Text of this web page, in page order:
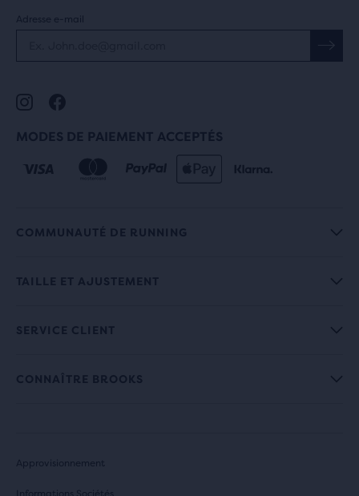
Adresse e-mail
MODES DE PAIEMENT ACCEPTÉS
COMMUNAUTÉ DE RUNNING
TAILLE ET AJUSTEMENT
SERVICE CLIENT
CONNAÎTRE BROOKS
Approvisionnement
Informations Sociétés